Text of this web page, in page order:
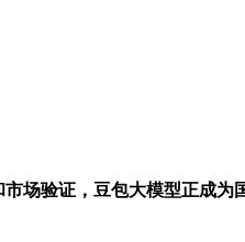
验证，豆包大模型正成为